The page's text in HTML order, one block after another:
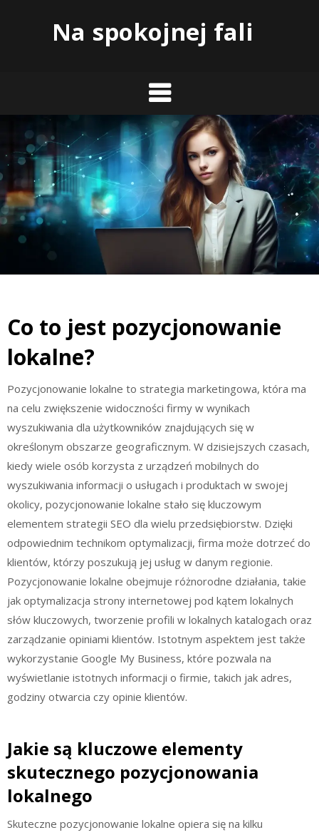
Na spokojnej fali
Co to jest pozycjonowanie
lokalne?
Pozycjonowanie lokalne to strategia marketingowa, która ma
na celu zwiększenie widoczności firmy w wynikach
wyszukiwania dla użytkowników znajdujących się w
określonym obszarze geograficznym. W dzisiejszych czasach,
kiedy wiele osób korzysta z urządzeń mobilnych do
wyszukiwania informacji o usługach i produktach w swojej
okolicy, pozycjonowanie lokalne stało się kluczowym
elementem strategii SEO dla wielu przedsiębiorstw. Dzięki
odpowiednim technikom optymalizacji, firma może dotrzeć do
klientów, którzy poszukują jej usług w danym regionie.
Pozycjonowanie lokalne obejmuje różnorodne działania, takie
jak optymalizacja strony internetowej pod kątem lokalnych
słów kluczowych, tworzenie profili w lokalnych katalogach oraz
zarządzanie opiniami klientów. Istotnym aspektem jest także
wykorzystanie Google My Business, które pozwala na
wyświetlanie istotnych informacji o firmie, takich jak adres,
godziny otwarcia czy opinie klientów.
Jakie są kluczowe elementy
skutecznego pozycjonowania
lokalnego
Skuteczne pozycjonowanie lokalne opiera się na kilku